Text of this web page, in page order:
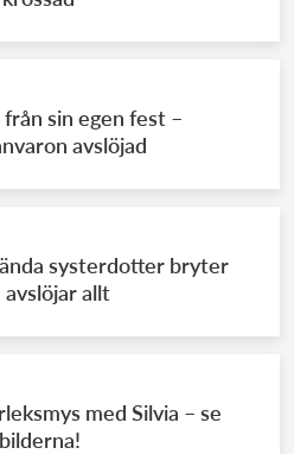
sin egen fest –
avslöjad
systerdotter bryter
allt
med Silvia – se